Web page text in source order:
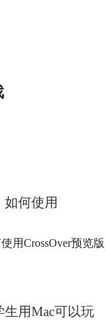
如何使用
用CrossOver预览版
用Mac可以玩